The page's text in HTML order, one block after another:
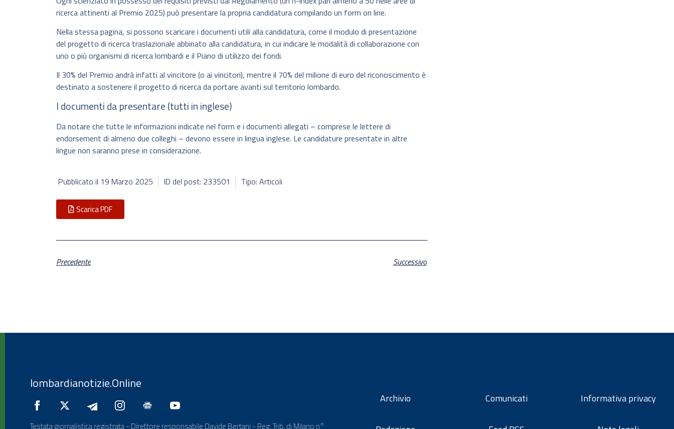
ricerca attinenti al Premio 2025) può presentare la propria candidatura compilando un form on line.
Nella stessa pagina, si possono scaricare i documenti utili alla candidatura, come il modulo di presentazione
del progetto di ricerca traslazionale abbinato alla candidatura, in cui indicare le modalità di collaborazione con
uno o più organismi di ricerca lombardi e il Piano di utilizzo dei fondi.
Il 30% del Premio andrà infatti al vincitore (o ai vincitori), mentre il 70% del milione di euro del riconoscimento è
destinato a sostenere il progetto di ricerca da portare avanti sul territorio lombardo.
I documenti da presentare (tutti in inglese)
Da notare che tutte le informazioni indicate nel form e i documenti allegati – comprese le lettere di
endorsement di almeno due colleghi – devono essere in lingua inglese. Le candidature presentate in altre
lingue non saranno prese in considerazione.
Pubblicato il 19 Marzo 2025 ID del post: 233501 Tipo: Articoli
Scarica PDF
Precedente Successivo
lombardianotizie.Online
Testata giornalistica registrata - Direttore responsabile Davide Bertani - Reg. Trib. di Milano n°
Archivio Comunicati Informativa privacy